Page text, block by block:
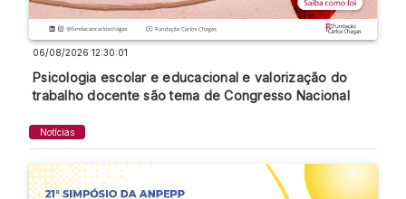
06/08/2026 12:30:01
Psicologia escolar e educacional e valorização do
trabalho docente são tema de Congresso Nacional
Notícias